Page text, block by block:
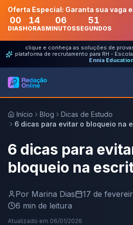
Oferta Especial: Garanta sua vaga
00
DIAS
14
HORAS
06
MINUTOS
51
SEGUNDOS
clique e conheça as soluções de
plataforma de recrutamento para RH -
Ennia
Início Blog
Dicas de Estudo
6 dicas para evitar o bloqueio na
6 dicas para
bloqueio na
Por Marina Dias
17 de
6 min de leitura
Atualizado em 06/01/2026